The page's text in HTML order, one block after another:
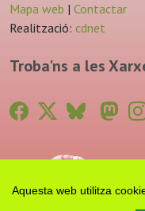
Aquesta web utilitza
Mapa web | Contactar
Realització: cdnet
Troba'ns a les